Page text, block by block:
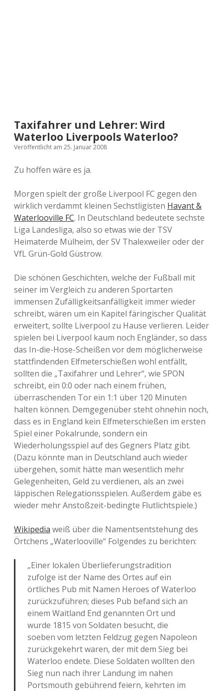
Taxifahrer und Lehrer: Wird
Waterloo Liverpools Waterloo?
Veröffentlicht am 25. Januar 2008
Zu hoffen wäre es ja.
Morgen spielt der große Liverpool FC gegen den
wirklich verdammt kleinen Sechstligisten Havant &
Waterlooville FC. In Deutschland bedeutete sechste
Liga Landesliga, also so etwas wie der TSV
Heimaterde Mülheim, der SV Thalexweiler oder der
VfL Grün-Gold Güstrow.
Die schönen Geschichten, welche der Fußball mit
seiner im Vergleich zu anderen Sportarten
immensen Zufälligkeitsanfälligkeit immer wieder
schreibt, wären um ein Kapitel färingischer Qualität
erweitert, sollte Liverpool zu Hause verlieren. Leider
spielen bei Liverpool kaum noch Engländer, so dass
das In-die-Hose-Scheißen vor dem möglicherweise
stattfindenden Elfmeterschießen wohl entfällt,
sollten die „Taxifahrer und Lehrer“, wie SPON
schreibt, ein 0:0 oder nach einem frühen,
überraschenden Tor ein 1:1 über 120 Minuten
halten können. Demgegenüber steht ohnehin noch,
dass es in England kein Elfmeterschießen im ersten
Spiel einer Pokalrunde, sondern ein
Wiederholungsspiel auf des Gegners Platz gibt.
(Dazu könnte man in Deutschland auch wieder
übergehen, somit hätte man wesentlich mehr
Gelegenheiten, Geld zu verdienen, als an zwei
läppischen Relegationsspielen. Außerdem gäbe es
wieder mehr Anstoßzeit-bedingte Flutlichtspiele.)
Wikipedia weiß über die Namentsentstehung des
Örtchens „Waterlooville“ Folgendes zu berichten:
„Einer lokalen Überlieferungstradition
zufolge ist der Name des Ortes auf ein
örtliches Pub mit Namen Heroes of Waterloo
zurückzuführen; dieses Pub befand sich an
einem Waitland End genannten Ort und
wurde 1815 von Soldaten besucht, die
soeben vom letzten Feldzug gegen Napoleon
zurückgekehrt waren, der mit dem Sieg bei
Waterloo endete. Diese Soldaten wollten den
Sieg nun nach ihrer Landung im nahen
Portsmouth gebührend feiern, kehrten im